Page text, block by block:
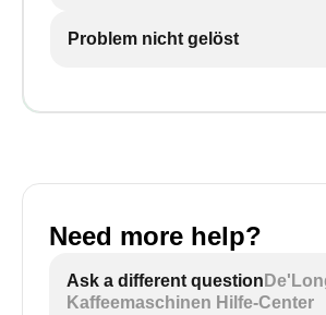
Problem nicht gelöst
Need more help?
Ask a different question
Kaffeemaschinen Hilfe-Center